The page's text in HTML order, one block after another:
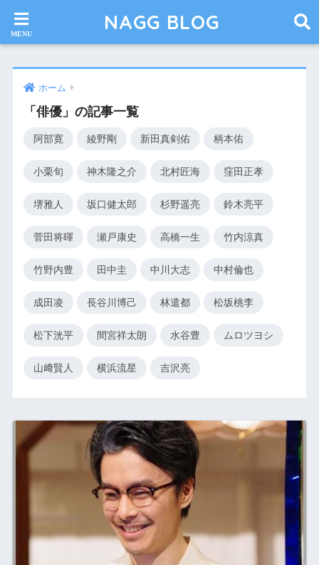
NAGG BLOG
ホーム
「俳優」の記事一覧
阿部寛 綾野剛 新田真剣佑 柄本佑
小栗旬 神木隆之介 北村匠海 窪田正孝
堺雅人 坂口健太郎 杉野遥亮 鈴木亮平
菅田将暉 瀬戸康史 高橋一生 竹内涼真
竹野内豊 田中圭 中川大志 中村倫也
成田凌 長谷川博己 林遣都 松坂桃李
松下洸平 間宮祥太朗 水谷豊 ムロツヨシ
山﨑賢人 横浜流星 吉沢亮